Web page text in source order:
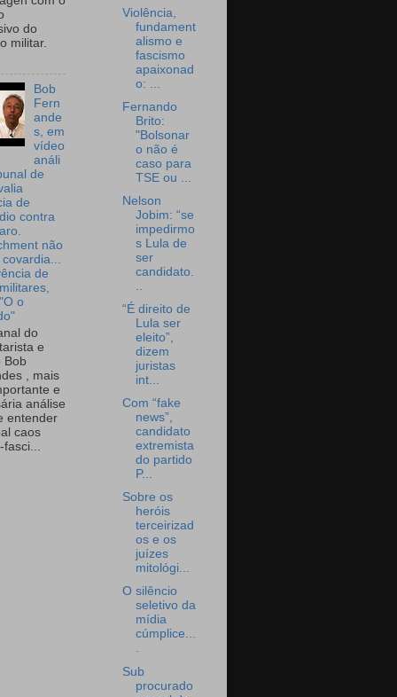
do
militar.
Bob
Fern
ande
s, em
vídeo
análi
de
de
contra
não
de
o
do
e
Bob
, mais
e
análise
entender
caos
Violência,
fundament
alismo e
fascismo
apaixonad
o: ...
Fernando
Brito:
"Bolsonar
o não é
caso para
TSE ou ...
Nelson
Jobim: “se
impedirmo
s Lula de
ser
candidato.
“É direito de
Lula ser
eleito”,
dizem
juristas
int...
Com “fake
news”,
candidato
extremista
do partido
P...
Sobre os
heróis
terceirizad
os e os
juízes
mitológi...
O silêncio
seletivo da
mídia
cúmplice...
.
Sub
procurado